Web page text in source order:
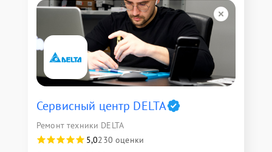
Сервисный центр DELTA
Ремонт техники DELTA
5,0230 оценки